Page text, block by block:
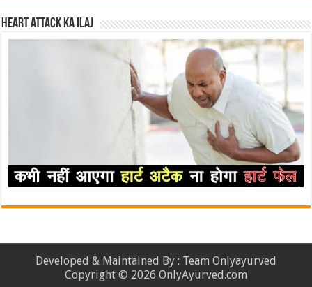
Heart attack ka ilaj
Developed & Maintained By : Team Onlyayurved
Copyright © 2026 OnlyAyurved.com